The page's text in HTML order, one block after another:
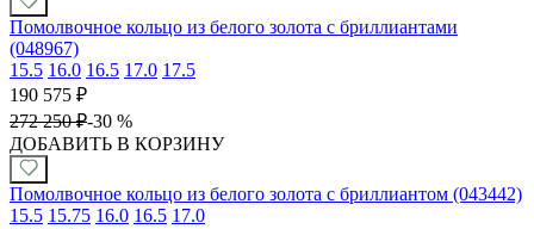
Помолвочное кольцо из белого золота с бриллиантами
(048967)
15.5 16.0 16.5 17.0 17.5
190 575 ₽
272 250 ₽-30 %
ДОБАВИТЬ В КОРЗИНУ
Помолвочное кольцо из белого золота с бриллиантом (043442)
15.5 15.75 16.0 16.5 17.0